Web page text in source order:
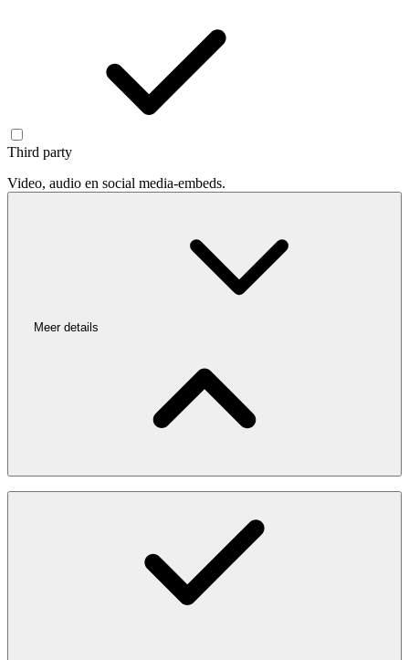
Third party
Video, audio en social media-embeds.
Meer details